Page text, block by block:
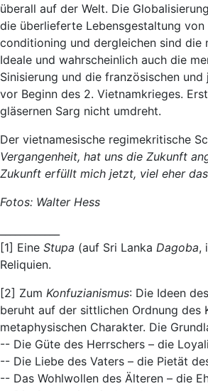
überall auf der Welt. Die
die überlieferte Lebensgestaltung
conditioning und dergleichen sind die
Ideale und wahrscheinlich auch die
Sinisierung und die französischen
vor Beginn des 2. Vietnamkrieges.
gläsernen Sarg nicht umdreht.
Der vietnamesische regimekritische
Vergangenheit, hat uns die Zukunft
Zukunft erfüllt mich jetzt, viel eher
Fotos: Walter Hess
[1] Eine Stupa (auf Sri Lanka Dagoba,
Reliquien.
[2] Zum Konfuzianismus: Die Ideen
beruht auf der sittlichen Ordnung des
metaphysischen Charakter. Die
-- Die Güte des Herrschers – die
-- Die Liebe des Vaters – die Pietät
-- Das Wohlwollen des Älteren – die